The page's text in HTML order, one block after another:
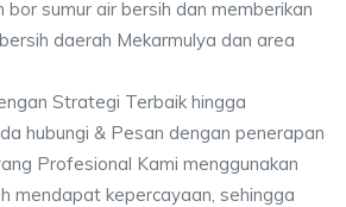
bor sumur air bersih dan memberikan
daerah Mekarmulya dan area
Strategi Terbaik hingga
hubungi & Pesan dengan penerapan
Profesional Kami menggunakan
mendapat kepercayaan, sehingga